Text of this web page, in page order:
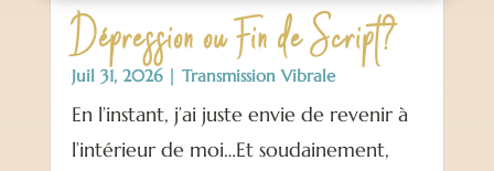
Dépression ou Fin de Script?
Juil 31, 2026| Transmission Vibrale
En l’instant, j’ai juste envie de revenir à
l’intérieur de moi…Et soudainement,